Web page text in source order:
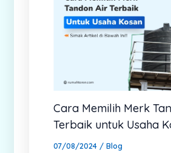
Cara Memilih Merk
Terbaik untuk Usaha
07/08/2024 / Blog